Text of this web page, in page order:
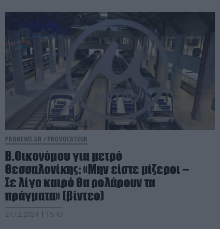
PRONEWS.GR / PROVOCATEUR
Β.Οικονόμου για μετρό
Θεσσαλονίκης: «Μην είστε μίζεροι –
Σε λίγο καιρό θα ρολάρουν τα
πράγματα» (βίντεο)
24.12.2024 | 15:43